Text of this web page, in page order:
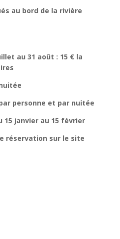
au bord de la rivière
au 31 août : 15 € la
personne et par nuitée
15 janvier au 15 février
réservation sur le site